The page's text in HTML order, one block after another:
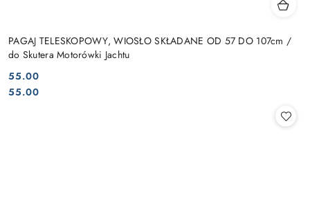
PAGAJ TELESKOPOWY, WIOSŁO SKŁADANE OD 57 DO 107cm /
do Skutera Motorówki Jachtu
Cena:
55.00
Cena:
55.00